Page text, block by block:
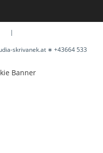
skrivanek.at ∗ +43664 533
Banner